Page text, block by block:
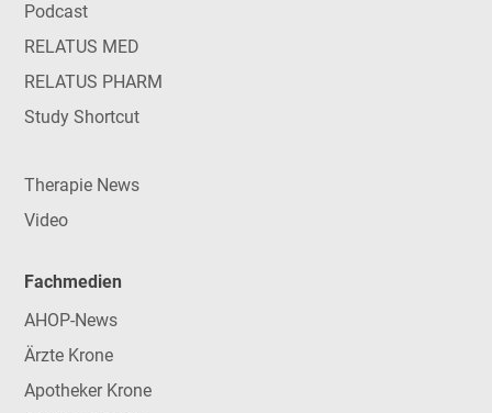
Podcast
RELATUS MED
RELATUS PHARM
Study Shortcut
Therapie News
Video
Fachmedien
AHOP-News
Ärzte Krone
Apotheker Krone